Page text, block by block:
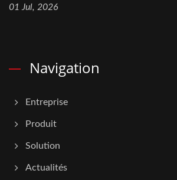
01 Jul, 2026
Navigation
Entreprise
Produit
Solution
Actualités